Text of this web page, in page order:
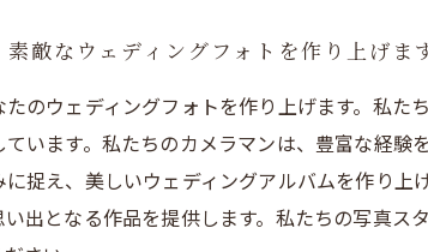
敵なウェディングフォトを作り上げま
のウェディングフォトを作り上げます。私
います。私たちのカメラマンは、豊富な経
捉え、美しいウェディングアルバムを作り
出となる作品を提供します。私たちの写真